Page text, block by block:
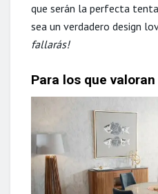
que serán la perfecta
sea un verdadero design
fallarás!
Para los que